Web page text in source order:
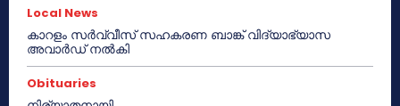
Local News
കാറളം സർവ്വീസ് സഹകരണ ബാങ്ക് വിദ്യാഭ്യാസ
അവാർഡ് നൽകി
Obituaries